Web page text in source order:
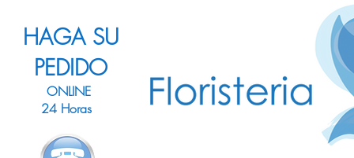
HAGA SU
PEDIDO
ONLINE
24 Horas